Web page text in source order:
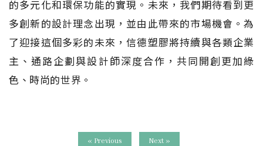
的多元化和環保功能的實現。未來，我們期待看到更
多創新的設計理念出現，並由此帶來的市場機會。為
了迎接這個多彩的未來，信德塑膠將持續與各類企業
主、通路企劃與設計師深度合作，共同開創更加綠
色、時尚的世界。
« Previous Next »